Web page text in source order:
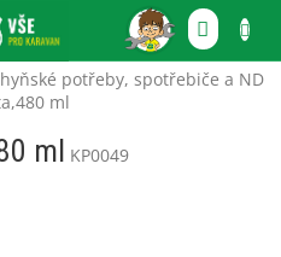
potřeby, spotřebiče a ND
ml
ml KP0049